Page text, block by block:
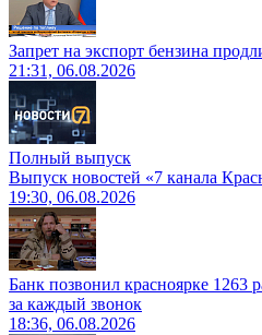
Запрет на экспорт бензина
21:31, 06.08.2026
Полный выпуск
Выпуск новостей «7 канала
19:30, 06.08.2026
Банк позвонил красноярке 1263
за каждый звонок
18:36, 06.08.2026